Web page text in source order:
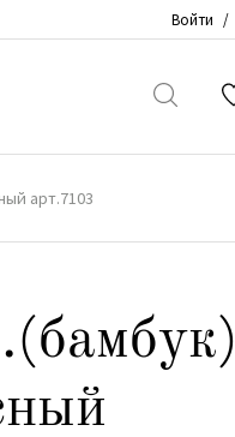
Войти /
арт.7103